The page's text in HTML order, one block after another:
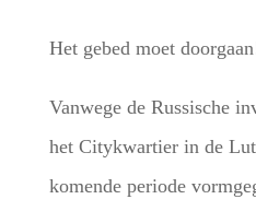
Het gebed moet
Vanwege de Russische
het Citykwartier in de
komende periode